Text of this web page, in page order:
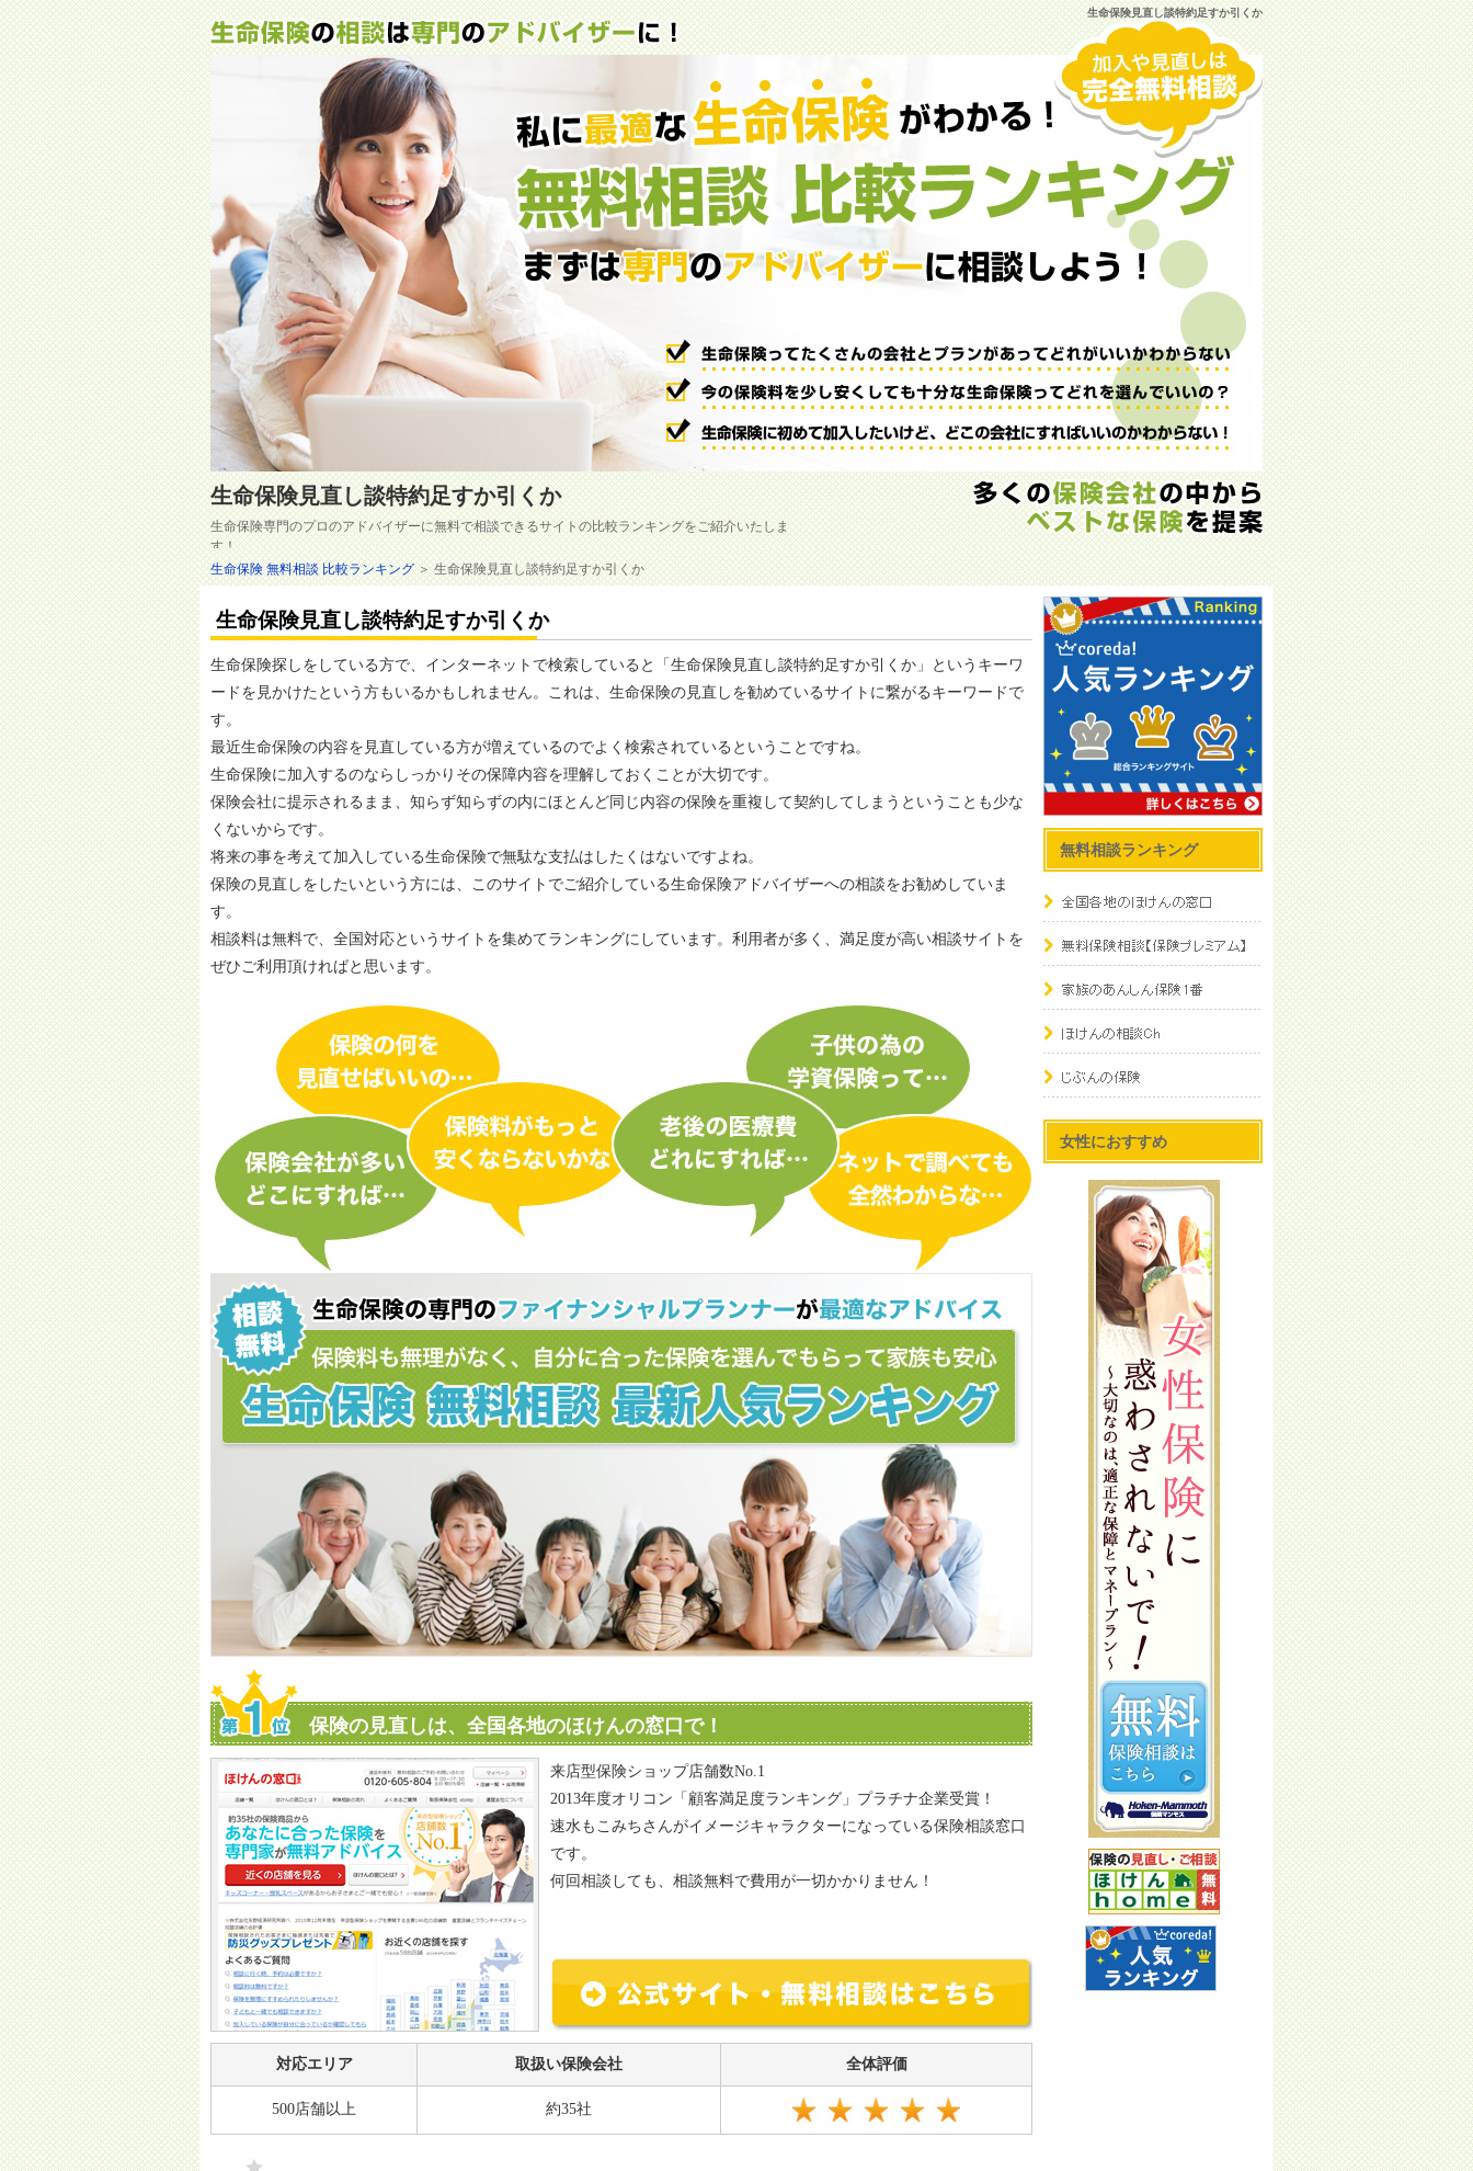
生命保険見直し談特約足すか引くか
生命保険見直し談特約足すか引くか
生命保険専門のプロのアドバイザーに無料で相談できるサイトの比較ランキングをご紹介いたしま
す！
生命保険見直し談特約足すか引くかについての情報です！
生命保険 無料相談 比較ランキング＞ 生命保険見直し談特約足すか引くか
生命保険見直し談特約足すか引くか
生命保険探しをしている方で、インターネットで検索していると「生命保険見直し談特約足すか引くか」というキーワ
ードを見かけたという方もいるかもしれません。これは、生命保険の見直しを勧めているサイトに繋がるキーワードで
す。
最近生命保険の内容を見直している方が増えているのでよく検索されているということですね。
生命保険に加入するのならしっかりその保障内容を理解しておくことが大切です。
保険会社に提示されるまま、知らず知らずの内にほとんど同じ内容の保険を重複して契約してしまうということも少な
くないからです。
将来の事を考えて加入している生命保険で無駄な支払はしたくはないですよね。
保険の見直しをしたいという方には、このサイトでご紹介している生命保険アドバイザーへの相談をお勧めしていま
す。
相談料は無料で、全国対応というサイトを集めてランキングにしています。利用者が多く、満足度が高い相談サイトを
ぜひご利用頂ければと思います。
保険の見直しは、全国各地のほけんの窓口で！
来店型保険ショップ店舗数No.1
2013年度オリコン「顧客満足度ランキング」プラチナ企業受賞！
速水もこみちさんがイメージキャラクターになっている保険相談窓口
です。
何回相談しても、相談無料で費用が一切かかりません！
対応エリア 取扱い保険会社 全体評価
500店舗以上 約35社
無料相談ランキング
女性におすすめ